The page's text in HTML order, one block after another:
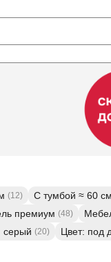
(12) С тумбой ≈ 60 см
премиум (48)
серый (20) Цвет: под